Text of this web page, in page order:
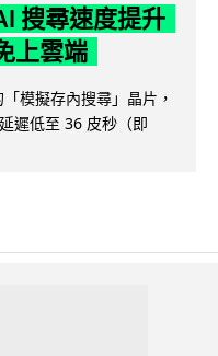
搜尋速度提升
上雲端
模擬存內搜尋」晶片，
遲低至 36 皮秒（即